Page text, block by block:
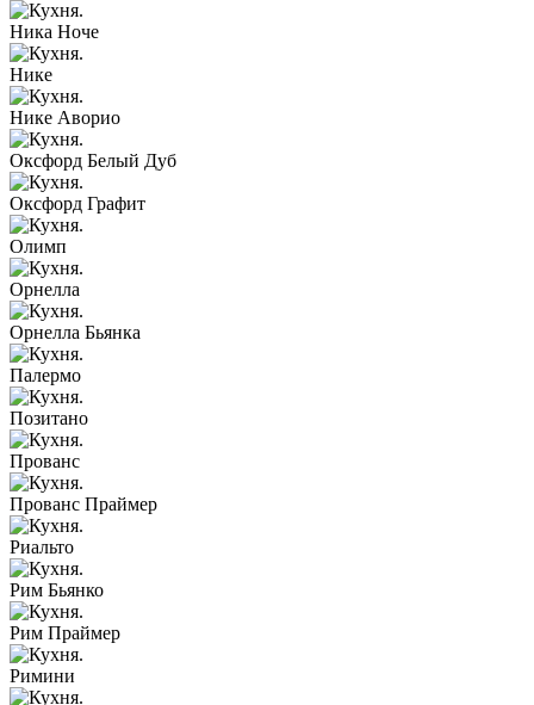
Ника Ноче
Нике
Нике Аворио
Оксфорд Белый Дуб
Оксфорд Графит
Олимп
Орнелла
Орнелла Бьянка
Палермо
Позитано
Прованс
Прованс Праймер
Риальто
Рим Бьянко
Рим Праймер
Римини